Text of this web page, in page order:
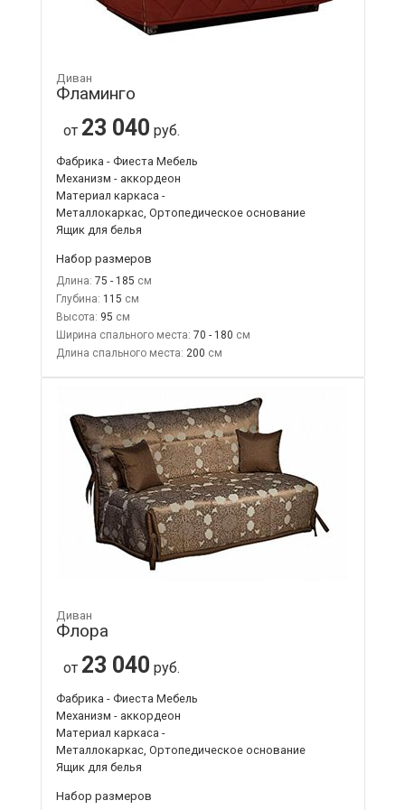
Диван
Фламинго
от 23 040 руб.
Фабрика - Фиеста Мебель
Механизм - аккордеон
Материал каркаса -
Металлокаркас, Ортопедическое основание
Ящик для белья
Набор размеров
Длина: 75 - 185
Глубина: 115
Высота: 95
Ширина спального места: 70 - 180
Длина спального места: 200
Диван
Флора
от 23 040 руб.
Фабрика - Фиеста Мебель
Механизм - аккордеон
Материал каркаса -
Металлокаркас, Ортопедическое основание
Ящик для белья
Набор размеров